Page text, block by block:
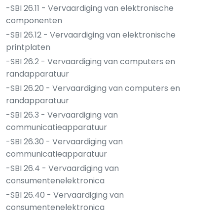
-SBI 26.11 - Vervaardiging van elektronische
componenten
-SBI 26.12 - Vervaardiging van elektronische
printplaten
-SBI 26.2 - Vervaardiging van computers en
randapparatuur
-SBI 26.20 - Vervaardiging van computers en
randapparatuur
-SBI 26.3 - Vervaardiging van
communicatieapparatuur
-SBI 26.30 - Vervaardiging van
communicatieapparatuur
-SBI 26.4 - Vervaardiging van
consumentenelektronica
-SBI 26.40 - Vervaardiging van
consumentenelektronica